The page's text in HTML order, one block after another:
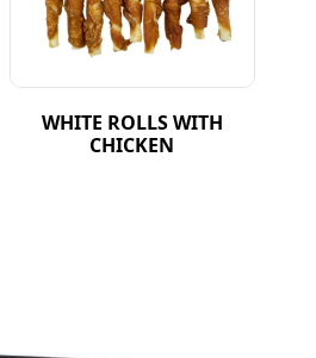
WHITE ROLLS WITH
CHICKEN